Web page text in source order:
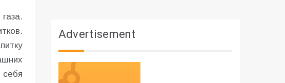
себя
Advertisement